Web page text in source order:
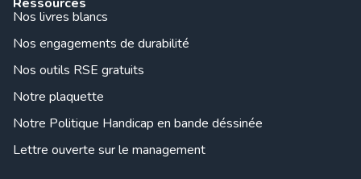
Nos livres blancs
Nos engagements de durabilité
Nos outils RSE gratuits
Notre plaquette
Notre Politique Handicap en bande déssinée
Lettre ouverte sur le management